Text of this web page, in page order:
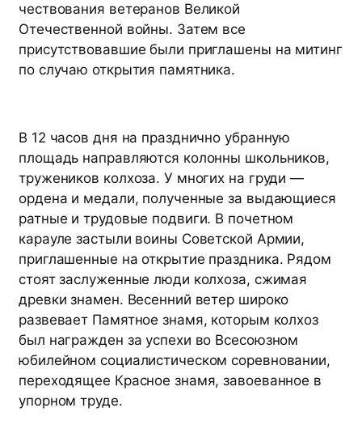
чествования ветеранов Великой
Отечественной войны. Затем все
присутствовавшие были приглашены на митинг
по случаю открытия памятника.
В 12 часов дня на празднично убранную
площадь направляются колонны школьников,
тружеников колхоза. У многих на груди —
ордена и медали, полученные за выдающиеся
ратные и трудовые подвиги. В почетном
карауле застыли воины Советской Армии,
приглашенные на открытие праздника. Рядом
стоят заслуженные люди колхоза, сжимая
древки знамен. Весенний ветер широко
развевает Памятное знамя, которым колхоз
был награжден за успехи во Всесоюзном
юбилейном социалистическом соревновании,
переходящее Красное знамя, завоеванное в
упорном труде.